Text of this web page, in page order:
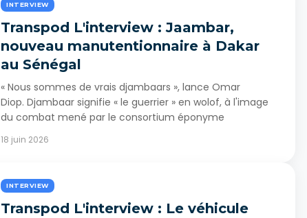
INTERVIEW
Transpod L'interview : Jaambar,
nouveau manutentionnaire à Dakar
au Sénégal
« Nous sommes de vrais djambaars », lance Omar
Diop. Djambaar signifie « le guerrier » en wolof, à l'image
du combat mené par le consortium éponyme
18 juin 2026
INTERVIEW
Transpod L'interview : Le véhicule